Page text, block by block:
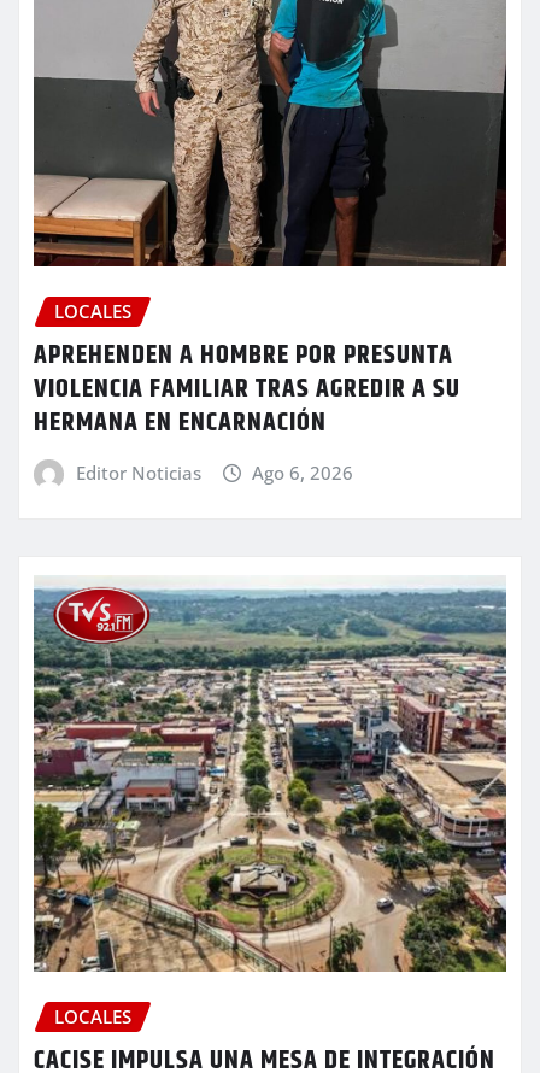
LOCALES
APREHENDEN A HOMBRE POR PRESUNTA
VIOLENCIA FAMILIAR TRAS AGREDIR A SU
HERMANA EN ENCARNACIÓN
Editor Noticias Ago 6, 2026
LOCALES
CACISE IMPULSA UNA MESA DE INTEGRACIÓN